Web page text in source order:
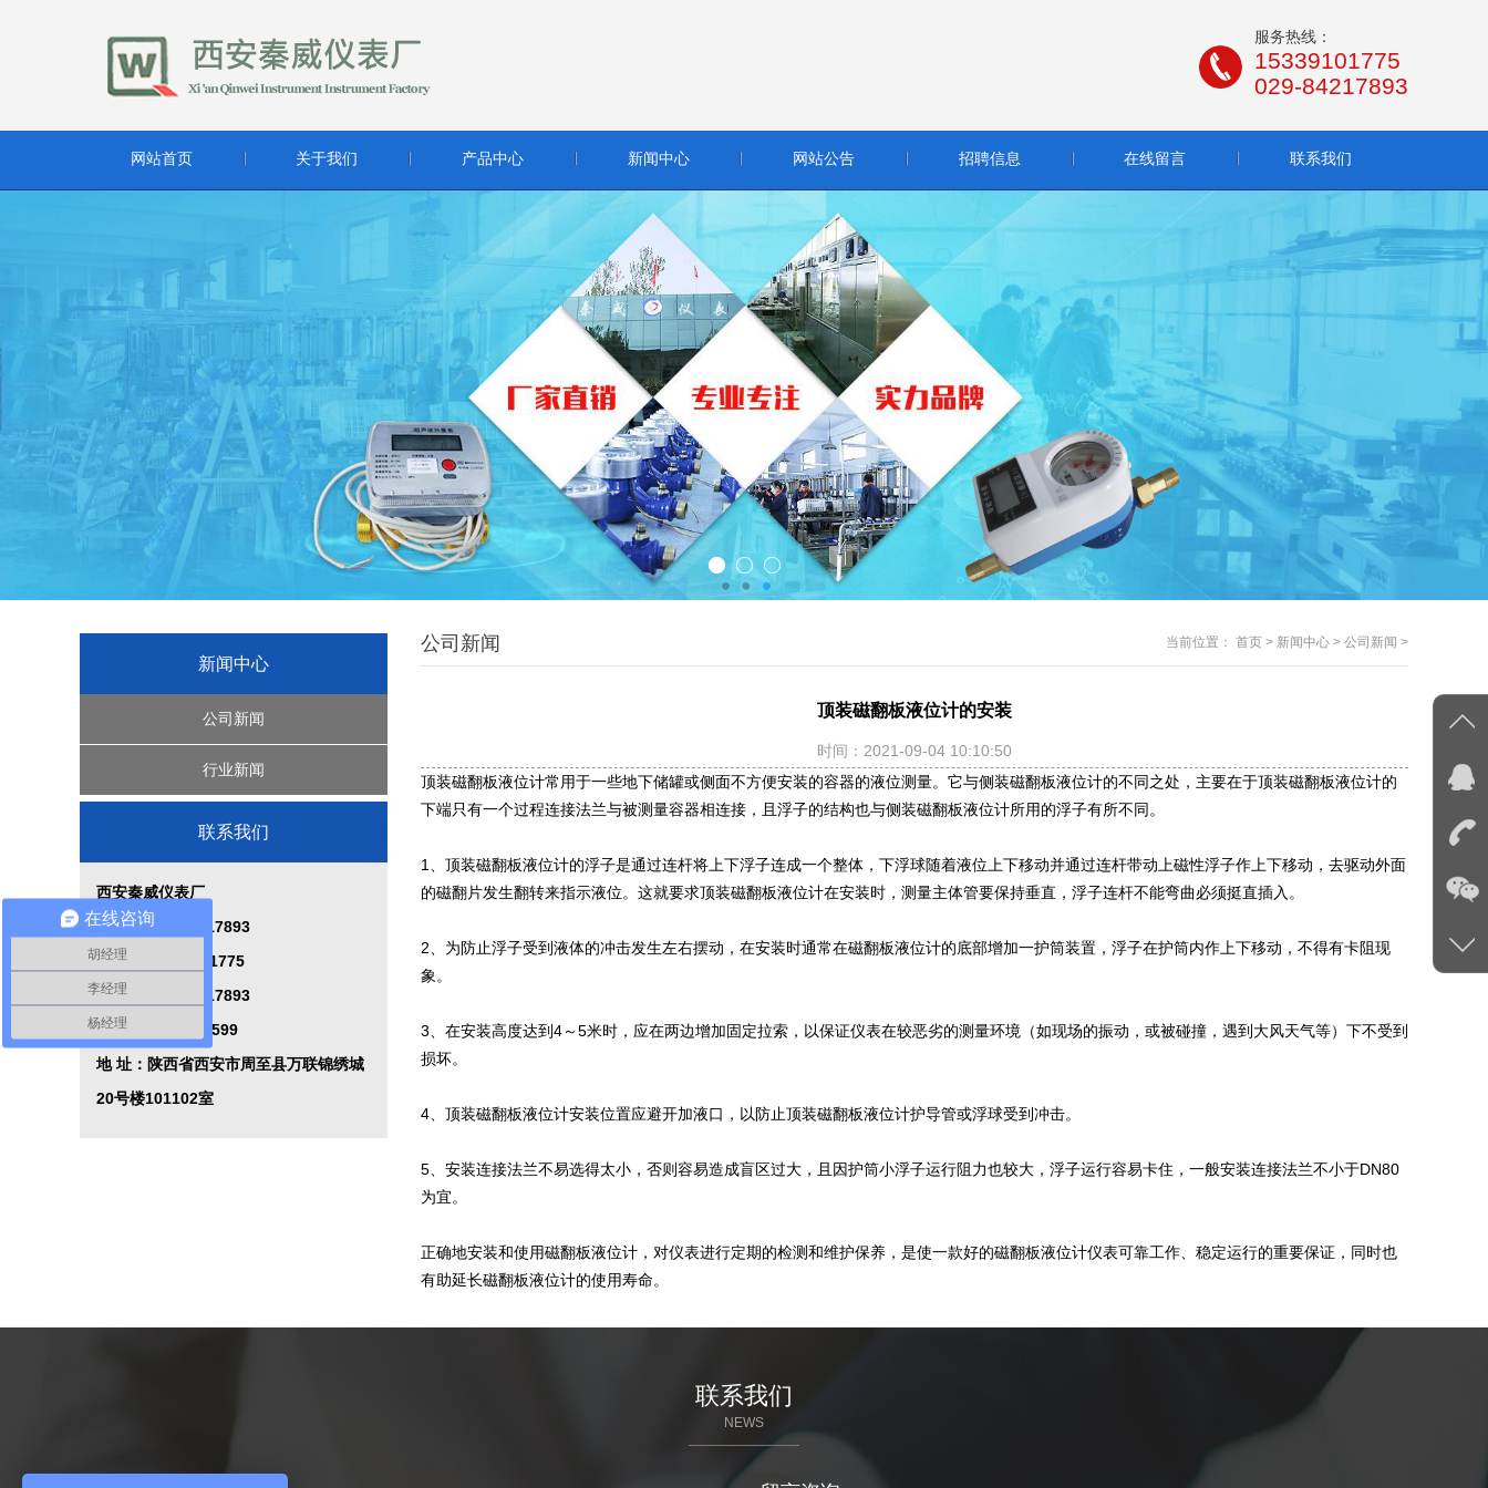
服务热线：
15339101775
029-84217893
网站首页 关于我们 产品中心 新闻中心 网站公告 招聘信息 在线留言 联系我们
新闻中心
公司新闻
行业新闻
联系我们
西安秦威仪表厂
电 话：029-84217893
手 机：15339101775
传 真：029-84217893
Q Q
2474344599
地 址：陕西省西安市周至县万联锦绣城
20号楼101102室
公司新闻 当前位置： 首页 > 新闻中心 > 公司新闻 >
顶装磁翻板液位计的安装
时间：2021-09-04 10:10:50
顶装磁翻板液位计常用于一些地下储罐或侧面不方便安装的容器的液位测量。它与侧装磁翻板液位计的不同之处，主要在于顶装磁翻板液位计的
下端只有一个过程连接法兰与被测量容器相连接，且浮子的结构也与侧装磁翻板液位计所用的浮子有所不同。
1、顶装磁翻板液位计的浮子是通过连杆将上下浮子连成一个整体，下浮球随着液位上下移动并通过连杆带动上磁性浮子作上下移动，去驱动外面
的磁翻片发生翻转来指示液位。这就要求顶装磁翻板液位计在安装时，测量主体管要保持垂直，浮子连杆不能弯曲必须挺直插入。
2、为防止浮子受到液体的冲击发生左右摆动，在安装时通常在磁翻板液位计的底部增加一护筒装置，浮子在护筒内作上下移动，不得有卡阻现
象。
3、在安装高度达到4～5米时，应在两边增加固定拉索，以保证仪表在较恶劣的测量环境（如现场的振动，或被碰撞，遇到大风天气等）下不受到
损坏。
4、顶装磁翻板液位计安装位置应避开加液口，以防止顶装磁翻板液位计护导管或浮球受到冲击。
5、安装连接法兰不易选得太小，否则容易造成盲区过大，且因护筒小浮子运行阻力也较大，浮子运行容易卡住，一般安装连接法兰不小于DN80
为宜。
正确地安装和使用磁翻板液位计，对仪表进行定期的检测和维护保养，是使一款好的磁翻板液位计仪表可靠工作、稳定运行的重要保证，同时也
有助延长磁翻板液位计的使用寿命。
联系我们
NEWS
在线咨询
胡经理
李经理
杨经理